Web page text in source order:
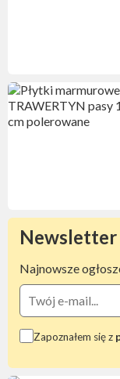
Newsletter
Najnowsze
Zapoznałem się z